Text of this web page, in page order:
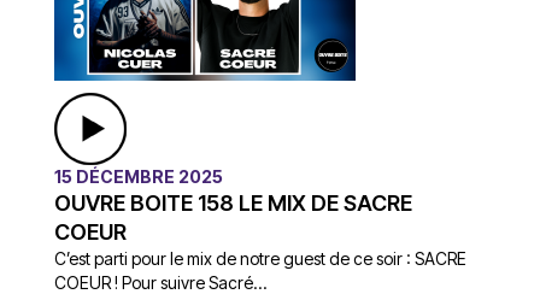
15 DÉCEMBRE 2025
OUVRE BOITE 158 LE MIX DE SACRE
COEUR
C’est parti pour le mix de notre guest de ce soir : SACRE
COEUR ! Pour suivre Sacré...